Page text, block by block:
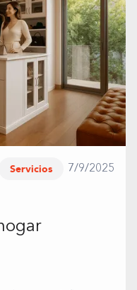
Servicios
7/9/2025